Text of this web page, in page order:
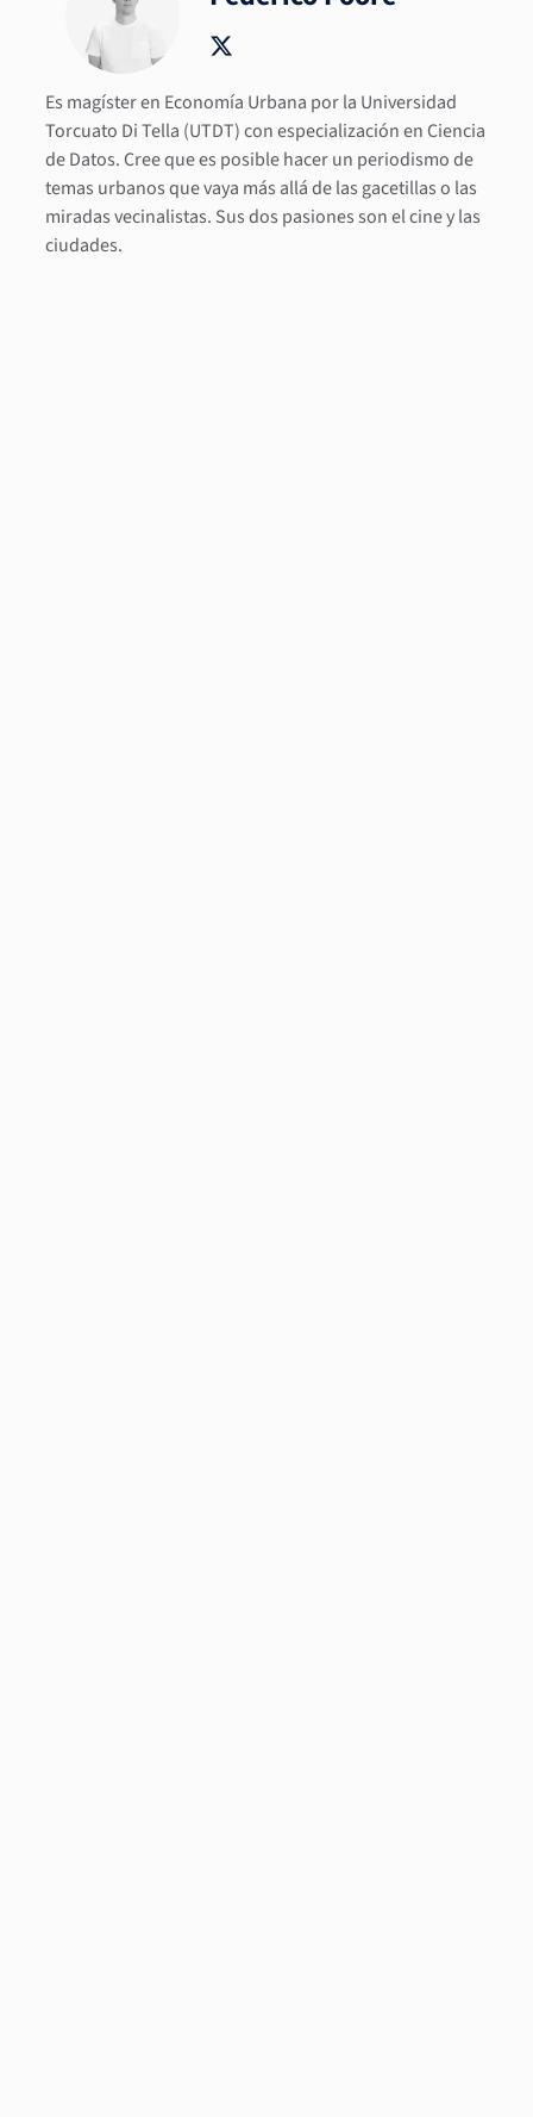
Es magíster en Economía Urbana por la Universidad
Torcuato Di Tella (UTDT) con especialización en Ciencia
de Datos. Cree que es posible hacer un periodismo de
temas urbanos que vaya más allá de las gacetillas o las
miradas vecinalistas. Sus dos pasiones son el cine y las
ciudades.